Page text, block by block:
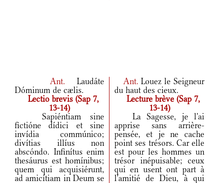
Ant. Laudáte
Dóminum de cælis.
Ant.Louez le Seigneur
du haut des cieux.
Lectio brevis (Sap 7,
13-14)
Lecture brève (Sap 7,
13-14)
Sapiéntiam sine
fictióne dídici et sine
invídia commúnico;
divítias illíus non
abscóndo. Infinítus enim
thesáurus est homínibus;
quem qui acquisiérunt,
ad amicítiam in Deum se
La Sagesse, je l'ai
apprise sans arrière-
pensée, et je ne cache
point ses trésors. Car elle
est pour les hommes un
trésor inépuisable; ceux
qui en usent ont part à
l'amitié de Dieu, à qui